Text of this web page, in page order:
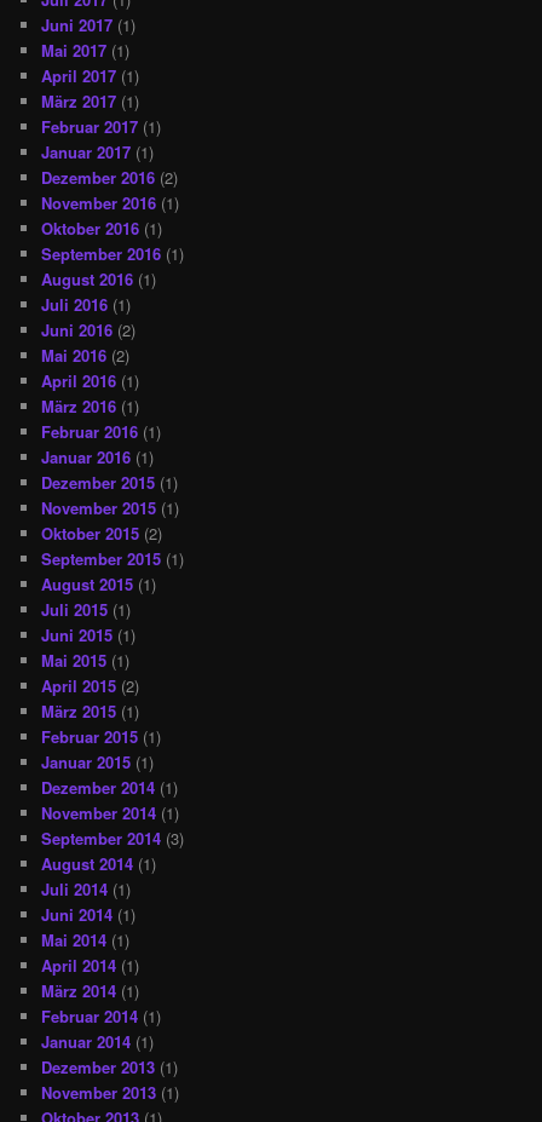
Juni 2017 (1)
Mai 2017 (1)
April 2017 (1)
März 2017 (1)
Februar 2017 (1)
Januar 2017 (1)
Dezember 2016 (2)
November 2016 (1)
Oktober 2016 (1)
September 2016 (1)
August 2016 (1)
Juli 2016 (1)
Juni 2016 (2)
Mai 2016 (2)
April 2016 (1)
März 2016 (1)
Februar 2016 (1)
Januar 2016 (1)
Dezember 2015 (1)
November 2015 (1)
Oktober 2015 (2)
September 2015 (1)
August 2015 (1)
Juli 2015 (1)
Juni 2015 (1)
Mai 2015 (1)
April 2015 (2)
März 2015 (1)
Februar 2015 (1)
Januar 2015 (1)
Dezember 2014 (1)
November 2014 (1)
September 2014 (3)
August 2014 (1)
Juli 2014 (1)
Juni 2014 (1)
Mai 2014 (1)
April 2014 (1)
März 2014 (1)
Februar 2014 (1)
Januar 2014 (1)
Dezember 2013 (1)
November 2013 (1)